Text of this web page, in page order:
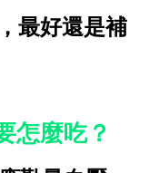
最好還是補
怎麼吃？